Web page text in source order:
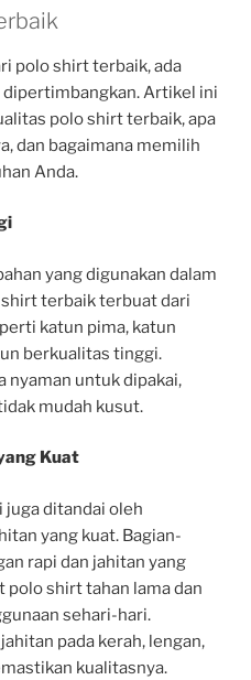
polo shirt terbaik, ada
Artikel ini
polo shirt terbaik, apa
dan bagaimana memilih
Anda.
yang digunakan dalam
terbaik terbuat dari
katun pima, katun
berkualitas tinggi.
nyaman untuk dipakai,
mudah kusut.
Kuat
ditandai oleh
yang kuat. Bagian-
rapi dan jahitan yang
shirt tahan lama dan
sehari-hari.
pada kerah, lengan,
kualitasnya.